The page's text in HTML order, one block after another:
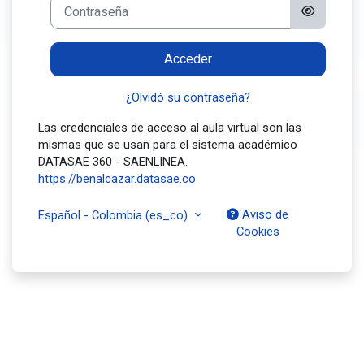
Acceder
¿Olvidó su contraseña?
Las credenciales de acceso al aula virtual son las
mismas que se usan para el sistema académico
DATASAE 360 - SAENLINEA.
https://benalcazar.datasae.co
Español - Colombia ‎(es_co)‎
Aviso de
Cookies